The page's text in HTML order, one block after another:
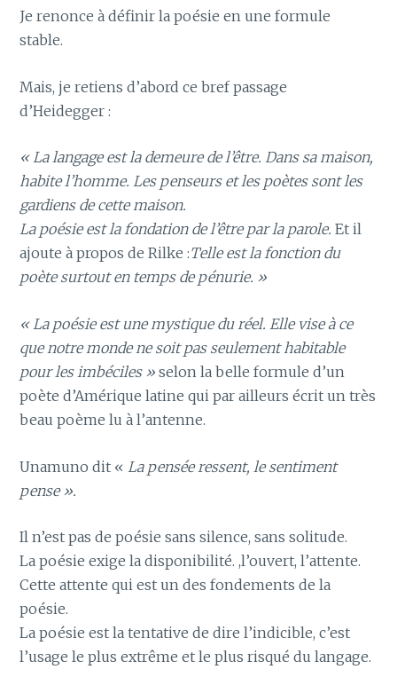
Je renonce à définir la poésie en une formule
stable.
Mais, je retiens d’abord ce bref passage
d’Heidegger :
« La langage est la demeure de l’être. Dans sa maison,
habite l’homme. Les penseurs et les poètes sont les
gardiens de cette maison.
La poésie est la fondation de l’être par la parole.Et il
ajoute à propos de Rilke :Telle est la fonction du
poète surtout en temps de pénurie. »
« La poésie est une mystique du réel. Elle vise à ce
que notre monde ne soit pas seulement habitable
pour les imbéciles »selon la belle formule d’un
poète d’Amérique latine qui par ailleurs écrit un très
beau poème lu à l’antenne.
Unamuno dit « La pensée ressent, le sentiment
pense ».
Il n’est pas de poésie sans silence, sans solitude.
La poésie exige la disponibilité. ,l’ouvert, l’attente.
Cette attente qui est un des fondements de la
poésie.
La poésie est la tentative de dire l’indicible, c’est
l’usage le plus extrême et le plus risqué du langage.